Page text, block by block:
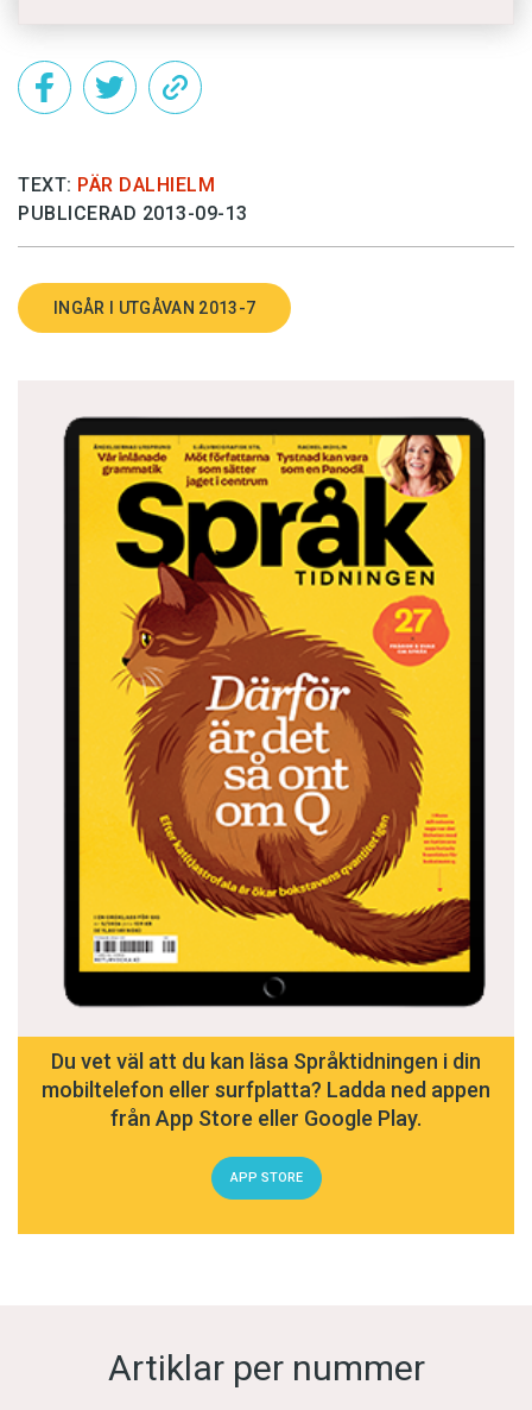
TEXT: PÄR DALHIELM
PUBLICERAD 2013-09-13
INGÅR I UTGÅVAN 2013-7
Du vet väl att du kan läsa Språktidningen i din
mobiltelefon eller surfplatta? Ladda ned appen
från App Store eller Google Play.
APP STORE
Artiklar per nummer